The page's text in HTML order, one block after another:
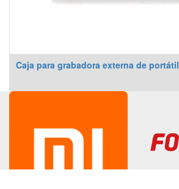
Caja para grabadora externa de portátil